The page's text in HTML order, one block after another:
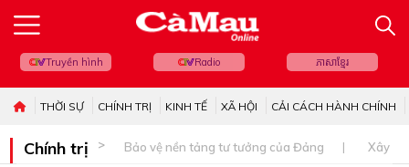
Truyền hình Radio ភាសាខ្មែរ
THỜI SỰ CHÍNH TRỊ KINH TẾ XÃ HỘI CẢI CÁCH HÀNH CHÍNH
Chính trị Bảo vệ nền tảng tư tưởng của Đảng Xây